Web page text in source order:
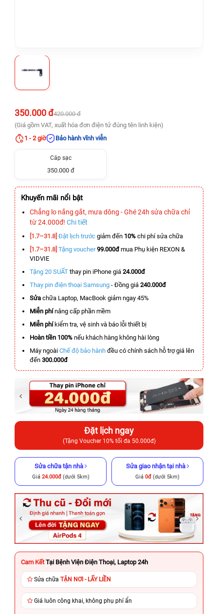
350.000 đ420.000 đ
(Giá gồm VAT, xuất hóa đơn điện tử đúng tên linh kiện)
1 - 2 giờ
Bảo hành vĩnh viễn
Cáp sạc
350.000 đ
Khuyến mãi nổi bật
Chẳng lo nắng gắt, mưa dông - Ghé 24h sửa chữa chỉ
từ 24.000đ! Chi tiết
[1.7–31.8] Đặt lịch trước giảm đến 10% chi phí sửa chữa
[1.7–31.8] Tặng voucher 99.000đmua Phụ kiện REXON &
VIDVIE
Tặng 20 SUẤT thay pin iPhone giá 24.000đ
Thay pin điện thoại Samsung - Đồng giá 240.000đ
Sửa chữa Laptop, MacBook giảm ngay 45%
Miễn phínâng cấp phần mềm
Miễn phíkiểm tra, vệ sinh và báo lỗi thiết bị
Hoàn tiền 100% nếu khách hàng không hài lòng
Máy ngoài Chế độ bảo hành đều có chính sách hỗ trợ giá lên
đến 300.000đ
Đặt lịch ngay
(Tặng Voucher 10% tối đa 50.000đ)
Sửa chữa tận nhà
Giá 24.000đ(dưới 5km)
Sửa giao nhận tại nhà
Giá 0đ (dưới 5km)
Cam Kết Tại Bệnh Viện Điện Thoại, Laptop 24h
Sửa chữa TẬN NƠI - LẤY LIỀN
Giá luôn công khai, không phụ phí ẩn